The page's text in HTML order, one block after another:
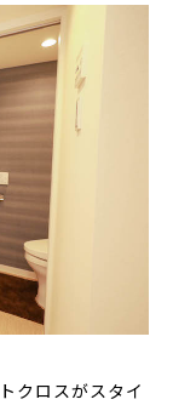
クロスがスタイ